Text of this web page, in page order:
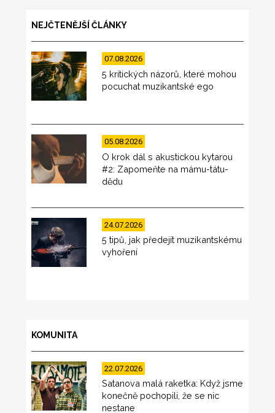
NEJČTENĚJŠÍ ČLÁNKY
07.08.2026
5 kritických názorů, které mohou
pocuchat muzikantské ego
05.08.2026
O krok dál s akustickou kytarou
#2: Zapomeňte na mámu-tátu-
dědu
24.07.2026
5 tipů, jak předejít muzikantskému
vyhoření
KOMUNITA
22.07.2026
Satanova malá raketka: Když jsme
konečně pochopili, že se nic
nestane